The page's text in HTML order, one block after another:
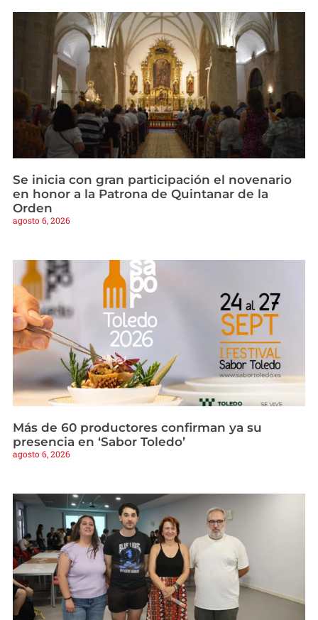
Se inicia con gran participación el novenario
en honor a la Patrona de Quintanar de la
Orden
agosto 6, 2026
Más de 60 productores confirman ya su
presencia en ‘Sabor Toledo’
agosto 6, 2026